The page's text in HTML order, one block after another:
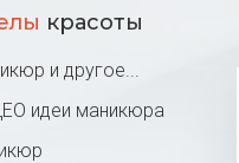
красоты
и другое...
идеи маникюра